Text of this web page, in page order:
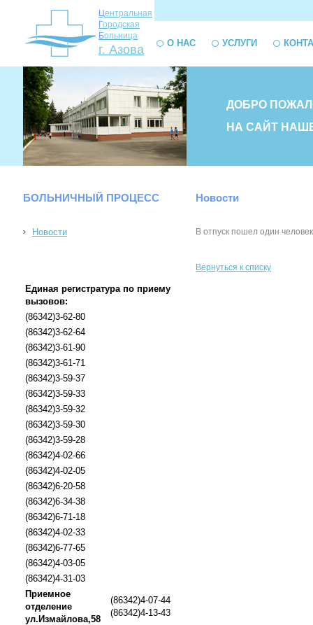
Центральная
Городская
Больница
г. Азова О НАС УСЛУГИ
ДОБРО
НА САЙТ
БОЛЬНИЧНЫЙ ПРОЦЕСС
Новости
Единая регистратура по приему
вызовов:
(86342)3-62-80
(86342)3-62-64
(86342)3-61-90
(86342)3-61-71
(86342)3-59-37
(86342)3-59-33
(86342)3-59-32
(86342)3-59-30
(86342)3-59-28
(86342)4-02-66
(86342)4-02-05
(86342)6-20-58
(86342)6-34-38
(86342)6-71-18
(86342)4-02-33
(86342)6-77-65
(86342)4-03-05
(86342)4-31-03
Приемное
отделение
ул.Измайлова,58
(86342)4-07-44
(86342)4-13-43
Новости
В отпуск пошел один
Вернуться к списку